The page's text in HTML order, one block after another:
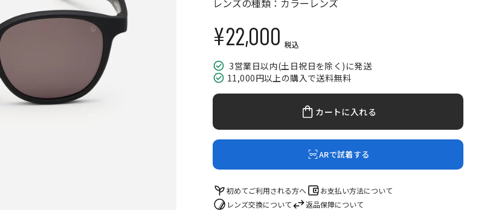
セール価格
¥22,000 税込
3営業日以内(土日祝日を除く)に発送
11,000円以上の購入で送料無料
カートに入れる
ARで試着する
初めてご利用される方へ
お支払い方法について
レンズ交換について
返品保障について